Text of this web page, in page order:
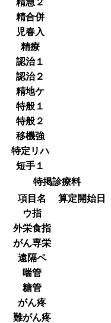
精合併
児春入
精療
認治１
認治２
精地ケ
特般１
特般２
移機強
特定リハ
短手１
特掲診療料
項目名
算定開始日
ウ指
外栄食指
がん専栄
遠隔ペ
喘管
糖管
がん疼
難がん疼